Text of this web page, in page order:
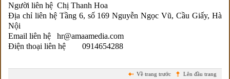
Người liên hệ Chị Thanh Hoa
Địa chỉ liên hệ Tầng 6, số 169 Nguyễn Ngọc Vũ, Cầu Giấy, Hà
Nội
Email liên hệ hr@amaamedia.com
Điện thoại liên hệ 0914654288
Lên đầu trang
Về trang trước